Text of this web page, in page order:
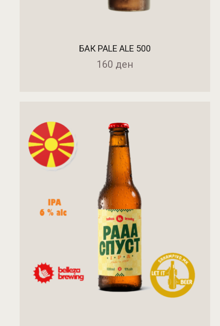
БАК PALE ALE 500
160 ден
ДОДАДИ ВО КОШНИЧКА